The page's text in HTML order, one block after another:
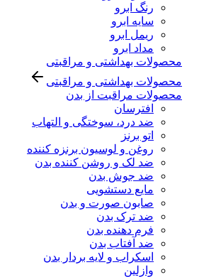
رنگ ابرو
سایه ابرو
ریمل ابرو
مداد ابرو
محصولات بهداشتی و مراقبتی
محصولات بهداشتی و مراقبتی
محصولات مراقبت از بدن
افترسان
ضد درد، سوختگی و التهاب
اتو برنز
روغن و لوسیون برنزه کننده
ضد لک و روشن کننده بدن
ضد جوش بدن
مایع دستشویی
صابون صورت و بدن
ضد ترک بدن
فرم دهنده بدن
ضد آفتاب بدن
اسکراب و لایه بردار بدن
وازلین